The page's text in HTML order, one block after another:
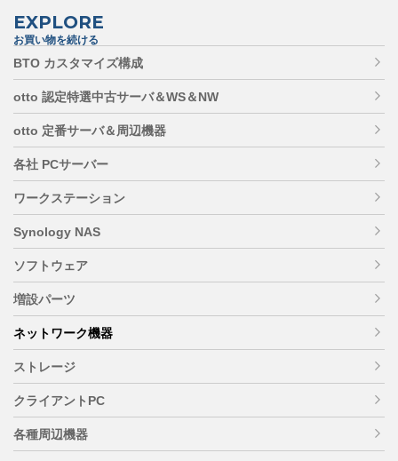
EXPLORE
お買い物を続ける
BTO カスタマイズ構成
otto 認定特選中古サーバ＆WS＆NW
otto 定番サーバ＆周辺機器
各社 PCサーバー
ワークステーション
Synology NAS
ソフトウェア
増設パーツ
ネットワーク機器
ストレージ
クライアントPC
各種周辺機器